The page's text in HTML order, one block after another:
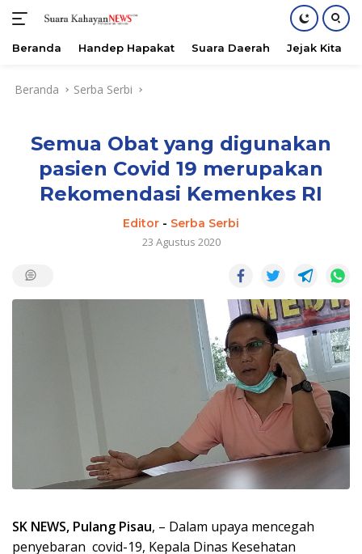
Beranda Handep Hapakat Suara Daerah Jejak Kita
Beranda Serba Serbi
Semua Obat yang digunakan
pasien Covid 19 merupakan
Rekomendasi Kemenkes RI
Editor - Serba Serbi
23 Agustus 2020
SK NEWS, Pulang Pisau, – Dalam upaya mencegah
penyebaran covid-19, Kepala Dinas Kesehatan